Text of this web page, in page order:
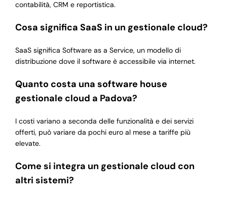
contabilità, CRM e reportistica.
Cosa significa SaaS in un gestionale cloud?
SaaS significa Software as a Service, un modello di
distribuzione dove il software è accessibile via internet.
Quanto costa una software house
gestionale cloud a Padova?
I costi variano a seconda delle funzionalità e dei servizi
offerti, può variare da pochi euro al mese a tariffe più
elevate.
Come si integra un gestionale cloud con
altri sistemi?